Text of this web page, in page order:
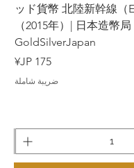
ッド貨幣 北陸新幹線（
（2015年）| 日本造幣局
GoldSilverJapan
السعر
ضريبة شاملة